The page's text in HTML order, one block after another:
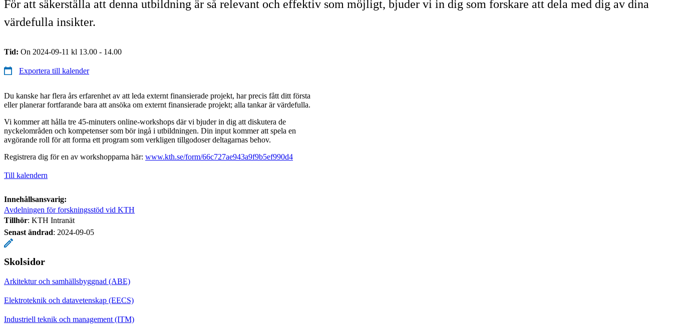
För att säkerställa att denna utbildning är så relevant och effektiv som möjligt, bjuder vi in dig som forskare att dela med dig av dina
värdefulla insikter.
Tid: On 2024-09-11 kl 13.00 - 14.00
Exportera till kalender
Du kanske har flera års erfarenhet av att leda externt finansierade projekt, har precis fått ditt första
eller planerar fortfarande bara att ansöka om externt finansierade projekt; alla tankar är värdefulla.
Vi kommer att hålla tre 45-minuters online-workshops där vi bjuder in dig att diskutera de
nyckelområden och kompetenser som bör ingå i utbildningen. Din input kommer att spela en
avgörande roll för att forma ett program som verkligen tillgodoser deltagarnas behov.
Registrera dig för en av workshopparna här: www.kth.se/form/66c727ae943a9f9b5ef990d4
Till kalendern
Innehållsansvarig:
Avdelningen för forskningsstöd vid KTH
Tillhör: KTH Intranät
Senast ändrad: 2024-09-05
Skolsidor
Arkitektur och samhällsbyggnad (ABE)
Elektroteknik och datavetenskap (EECS)
Industriell teknik och management (ITM)